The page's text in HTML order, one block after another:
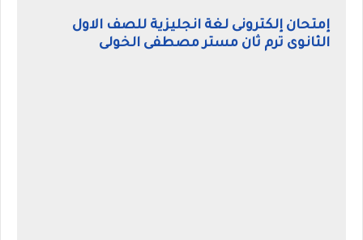
إمتحان إلكترونى لغة انجليزية للصف الاول
الثانوى ترم ثان مستر مصطفى الخولى